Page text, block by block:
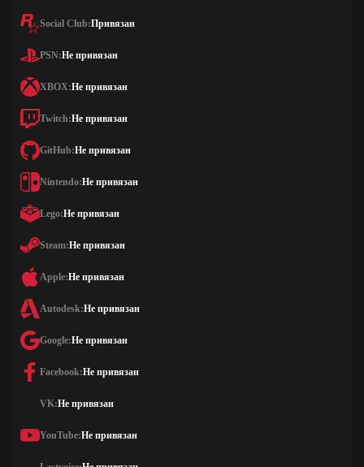
Social Club:Привязан
PSN:Не привязан
XBOX:Не привязан
Twitch:Не привязан
GitHub:Не привязан
Nintendo:Не привязан
Lego:Не привязан
Steam:Не привязан
Apple:Не привязан
Autodesk:Не привязан
Google:Не привязан
Facebook:Не привязан
VK:Не привязан
YouTube:Не привязан